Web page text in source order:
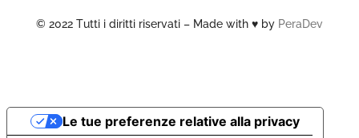
© 2022 Tutti i diritti riservati – Made with ♥ by PeraDev
Le tue preferenze relative alla privacy